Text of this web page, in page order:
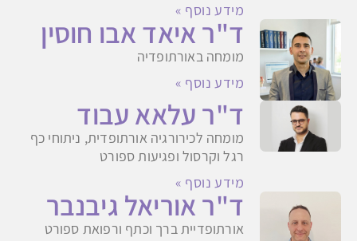
מידע נוסף »
ד"ר איאד אבו חוסין
מומחה באורתופדיה
מידע נוסף »
ד"ר עלאא עבוד
מומחה לכירורגיה אורתופדית, ניתוחי כף
רגל וקרסול ופגיעות ספורט
מידע נוסף »
ד"ר אוריאל גיבנבר
אורתופדיית ברך וכתף ורפואת ספורט